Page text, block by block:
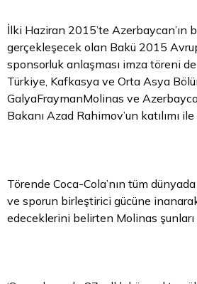
İlki Haziran 2015’te Azerbaycan’ın
gerçekleşecek olan Bakü 2015
sponsorluk anlaşması imza töreni de
Türkiye, Kafkasya ve Orta Asya
GalyaFraymanMolinas ve
Bakanı Azad Rahimov’un katılımı
Törende Coca-Cola’nın tüm
ve sporun birleştirici gücüne
edeceklerini belirten Molinas şunları